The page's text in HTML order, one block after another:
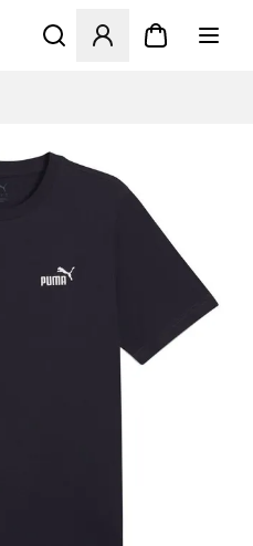
Megnyit egy modált a